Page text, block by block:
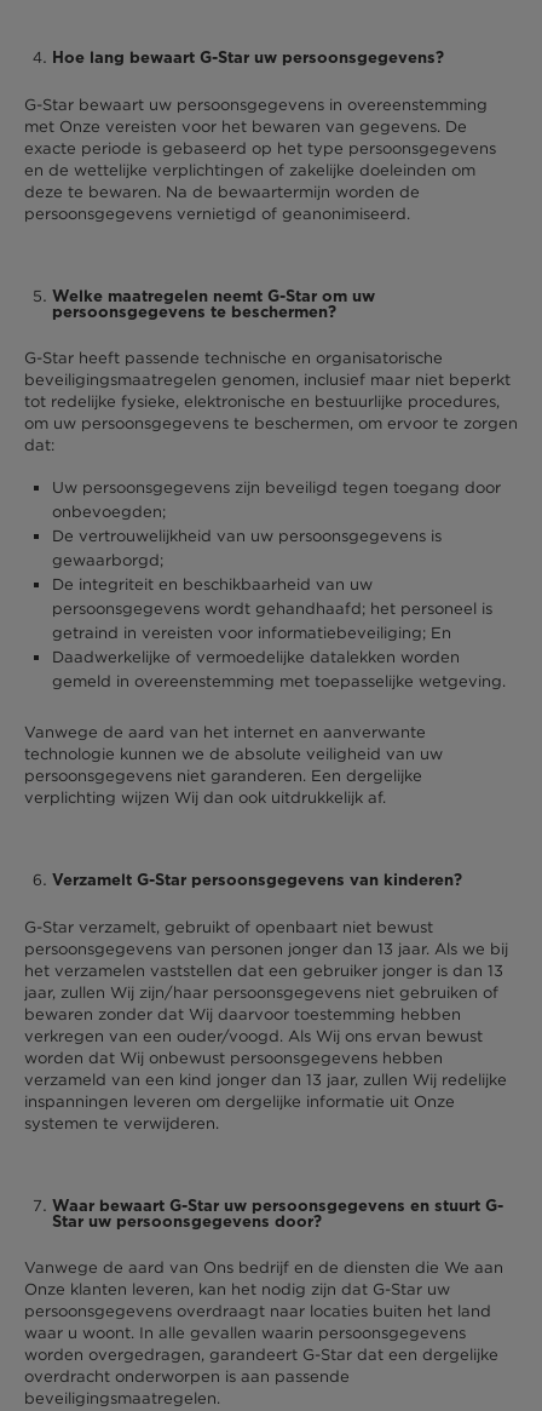
Hoe lang bewaart G-Star uw persoonsgegevens?
G-Star bewaart uw persoonsgegevens in overeenstemming
met Onze vereisten voor het bewaren van gegevens. De
exacte periode is gebaseerd op het type persoonsgegevens
en de wettelijke verplichtingen of zakelijke doeleinden om
deze te bewaren. Na de bewaartermijn worden de
persoonsgegevens vernietigd of geanonimiseerd.
Welke maatregelen neemt G-Star om uw
persoonsgegevens te beschermen?
G-Star heeft passende technische en organisatorische
beveiligingsmaatregelen genomen, inclusief maar niet beperkt
tot redelijke fysieke, elektronische en bestuurlijke procedures,
om uw persoonsgegevens te beschermen, om ervoor te zorgen
dat:
Uw persoonsgegevens zijn beveiligd tegen toegang door
onbevoegden;
De vertrouwelijkheid van uw persoonsgegevens is
gewaarborgd;
De integriteit en beschikbaarheid van uw
persoonsgegevens wordt gehandhaafd; het personeel is
getraind in vereisten voor informatiebeveiliging; En
Daadwerkelijke of vermoedelijke datalekken worden
gemeld in overeenstemming met toepasselijke wetgeving.
Vanwege de aard van het internet en aanverwante
technologie kunnen we de absolute veiligheid van uw
persoonsgegevens niet garanderen. Een dergelijke
verplichting wijzen Wij dan ook uitdrukkelijk af.
Verzamelt G-Star persoonsgegevens van kinderen?
G-Star verzamelt, gebruikt of openbaart niet bewust
persoonsgegevens van personen jonger dan 13 jaar. Als we bij
het verzamelen vaststellen dat een gebruiker jonger is dan 13
jaar, zullen Wij zijn/haar persoonsgegevens niet gebruiken of
bewaren zonder dat Wij daarvoor toestemming hebben
verkregen van een ouder/voogd. Als Wij ons ervan bewust
worden dat Wij onbewust persoonsgegevens hebben
verzameld van een kind jonger dan 13 jaar, zullen Wij redelijke
inspanningen leveren om dergelijke informatie uit Onze
systemen te verwijderen.
Waar bewaart G-Star uw persoonsgegevens en stuurt G-
Star uw persoonsgegevens door?
Vanwege de aard van Ons bedrijf en de diensten die We aan
Onze klanten leveren, kan het nodig zijn dat G-Star uw
persoonsgegevens overdraagt naar locaties buiten het land
waar u woont. In alle gevallen waarin persoonsgegevens
worden overgedragen, garandeert G-Star dat een dergelijke
overdracht onderworpen is aan passende
beveiligingsmaatregelen.